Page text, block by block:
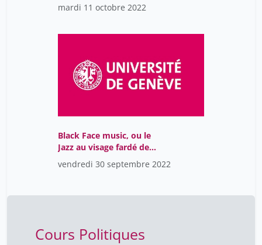
mardi 11 octobre 2022
Black Face music, ou le
Jazz au visage fardé de
vendredi 30 septembre 2022
Cours Politiques